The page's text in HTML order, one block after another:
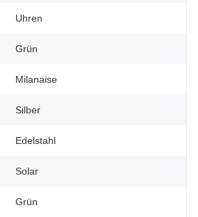
Uhren
Grün
Milanaise
Silber
Edelstahl
Solar
Grün